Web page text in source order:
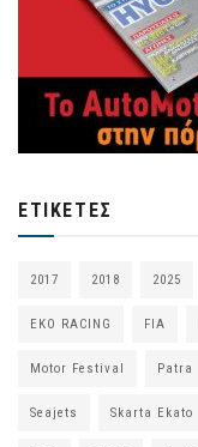
ΕΤΙΚΈΤΕΣ
2017 2018 2025
EKO RACING FIA
Motor Festival Patra
Seajets Skarta Ekato